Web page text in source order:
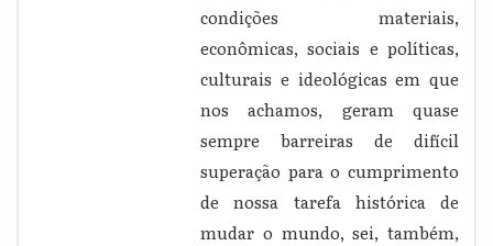
condições materiais,
econômicas, sociais e políticas,
culturais e ideológicas em que
nos achamos, geram quase
sempre barreiras de difícil
superação para o cumprimento
de nossa tarefa histórica de
mudar o mundo, sei, também,